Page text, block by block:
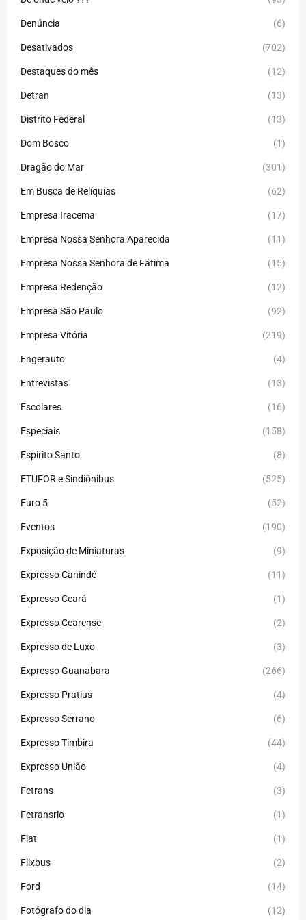
Denúncia (6)
Desativados (702)
Destaques do mês (12)
Detran (13)
Distrito Federal (13)
Dom Bosco (1)
Dragão do Mar (301)
Em Busca de Relíquias (62)
Empresa Iracema (17)
Empresa Nossa Senhora Aparecida (11)
Empresa Nossa Senhora de Fátima (15)
Empresa Redenção (12)
Empresa São Paulo (92)
Empresa Vitória (219)
Engerauto (4)
Entrevistas (13)
Escolares (16)
Especiais (158)
Espirito Santo (8)
ETUFOR e Sindiônibus (525)
Euro 5 (52)
Eventos (190)
Exposição de Miniaturas (9)
Expresso Canindé (11)
Expresso Ceará (1)
Expresso Cearense (2)
Expresso de Luxo (3)
Expresso Guanabara (266)
Expresso Pratius (4)
Expresso Serrano (6)
Expresso Timbira (44)
Expresso União (4)
Fetrans (3)
Fetransrio (1)
Fiat (1)
Flixbus (2)
Ford (14)
Fotógrafo do dia (12)